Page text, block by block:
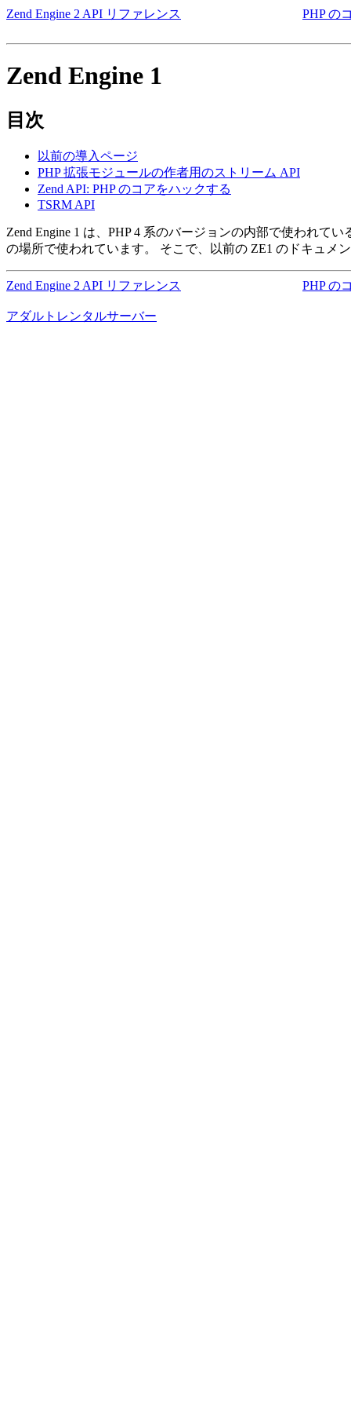
Zend Engine 2 API リファレンス PHP の
Zend Engine 1
目次
以前の導入ページ
PHP 拡張モジュールの作者用のストリーム API
Zend API: PHP のコアをハックする
TSRM API
Zend Engine 1 は、PHP 4 系のバージョンの内部で使われて
の場所で使われています。 そこで、以前の ZE1 のドキュメ
Zend Engine 2 API リファレンス PHP の
アダルトレンタルサーバー